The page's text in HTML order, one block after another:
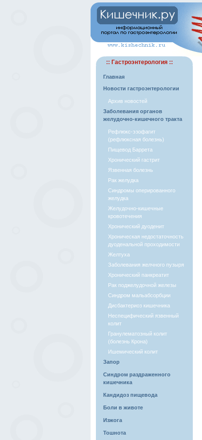
:: Гастроэнтерология ::
Главная
Новости гастроэнтерологии
Архив новостей
Заболевания органов
желудочно-кишечного тракта
Рефлюкс-эзофагит
(рефлюксная болезнь)
Пищевод Баррета
Хронический гастрит
Язвенная болезнь
Рак желудка
Синдромы оперированного
желудка
Желудочно-кишечные
кровотечения
Хронический дуоденит
Хроническая недостаточность
дуоденальной проходимости
Желтуха
Заболевания желчного пузыря
Хронический панкреатит
Рак поджелудочной железы
Синдром мальабсорбции
Дисбактериоз кишечника
Неспецифический язвенный
колит
Гранулематозный колит
(болезнь Крона)
Ишемический колит
Запор
Синдром раздраженного
кишечника
Кандидоз пищевода
Боли в животе
Изжога
Тошнота